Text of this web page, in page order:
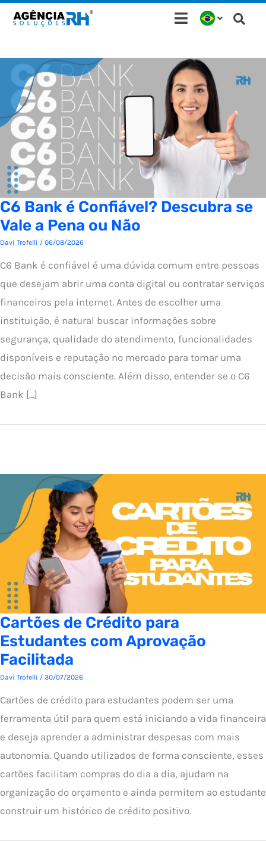
para
conteúdo
C6 Bank é Confiável? Descubra se
Vale a Pena ou Não
Davi Trofelli / 06/08/2026
C6 Bank é confiável é uma dúvida comum entre pessoas
que desejam abrir uma conta digital ou contratar serviços
financeiros pela internet. Antes de escolher uma
instituição, é natural buscar informações sobre
segurança, qualidade do atendimento, funcionalidades
disponíveis e reputação no mercado para tomar uma
decisão mais consciente. Além disso, entender se o C6
Bank […]
Cartões de Crédito para
Estudantes com Aprovação
Facilitada
Davi Trofelli / 30/07/2026
Cartões de crédito para estudantes podem ser uma
ferramenta útil para quem está iniciando a vida financeira
e deseja aprender a administrar despesas com mais
autonomia. Quando utilizados de forma consciente, esses
cartões facilitam compras do dia a dia, ajudam na
organização do orçamento e ainda permitem ao estudante
construir um histórico de crédito positivo.